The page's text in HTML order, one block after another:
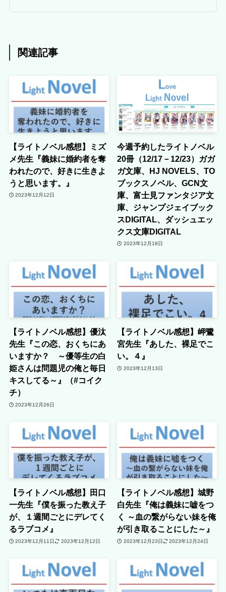
関連記事
【ライトノベル感想】ミズ
メ先生『義妹に婚約者を奪
われたので、好きに生きよ
うと思います。』
2023年12月12日
今週予約したライトノベル
20冊（12/17－12/23）ガガ
ガ文庫、HJ NOVELS、TO
ブックスノベル、GCN文
庫、富士見ファンタジア文
庫、ジャンプジェイブック
スDIGITAL、ダッシュエッ
クス文庫DIGITAL
2023年12月18日
【ライトノベル感想】優汰
先生『この恋、おくちにあ
いますか？ ～優等生の白
姫さんは問題児の俺と毎日
キスしてる～』（#コイク
チ）
2023年12月26日
【ライトノベル感想】岬鷺
宮先生『あした、裸足でこ
い。４』
2023年12月13日
【ライトノベル感想】田口
一先生『僕を振った教え子
が、１週間ごとにデレてく
るラブコメ』
2023年12月11日 2023年12月12日
【ライトノベル感想】城野
白先生『俺は義妹に嘘をつ
く ～血の繋がらない妹を俺
が引き取ることにした～』
2023年12月23日 2023年12月24日